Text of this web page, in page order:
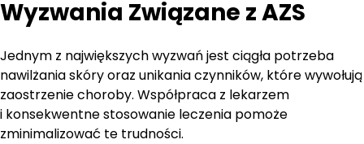
Wyzwania Związane z AZS
Jednym z największych wyzwań jest ciągła potrzeba
nawilżania skóry oraz unikania czynników, które wywołują
zaostrzenie choroby. Współpraca z lekarzem
i konsekwentne stosowanie leczenia pomoże
zminimalizować te trudności.